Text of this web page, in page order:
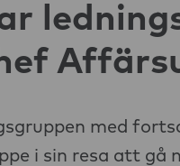
med
i sin resa att gå